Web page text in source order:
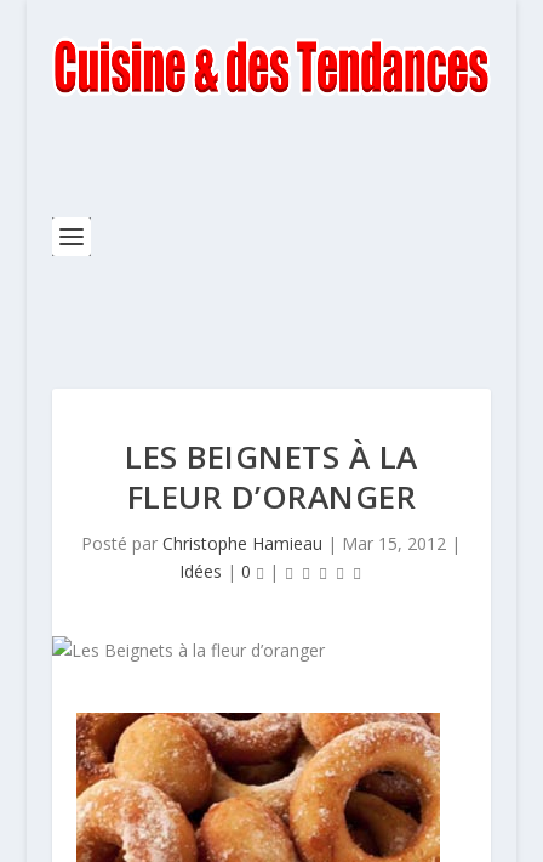
LES BEIGNETS À LA
FLEUR D’ORANGER
Posté parChristophe Hamieau | Mar 15, 2012 |
Idées | 0 |